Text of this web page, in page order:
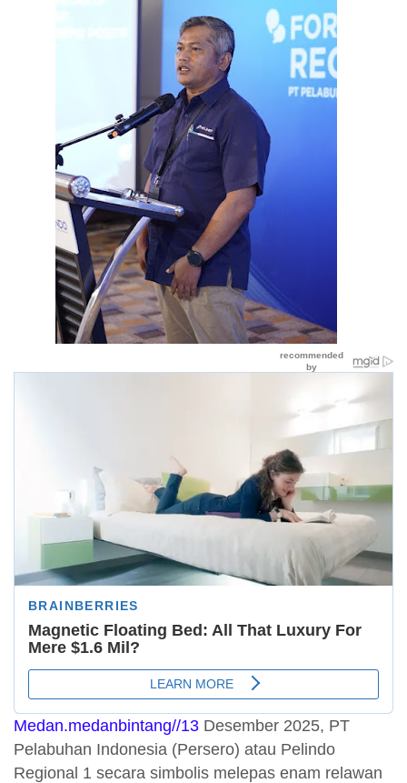
Medan.medanbintang//13 Desember 2025, PT
Pelabuhan Indonesia (Persero) atau Pelindo
Regional 1 secara simbolis melepas enam relawan